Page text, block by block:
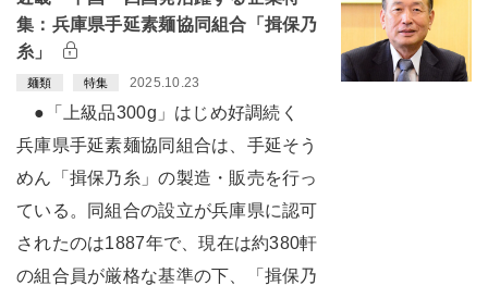
集：兵庫県手延素麺協同組合「揖保乃
糸」
麺類 特集 2025.10.23
●「上級品300g」はじめ好調続く
兵庫県手延素麺協同組合は、手延そう
めん「揖保乃糸」の製造・販売を行っ
ている。同組合の設立が兵庫県に認可
されたのは1887年で、現在は約380軒
の組合員が厳格な基準の下、「揖保乃